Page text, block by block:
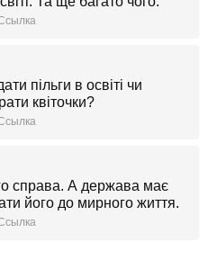
пільги в освіті чи
квіточки?
справа. А держава має
його до мирного життя.